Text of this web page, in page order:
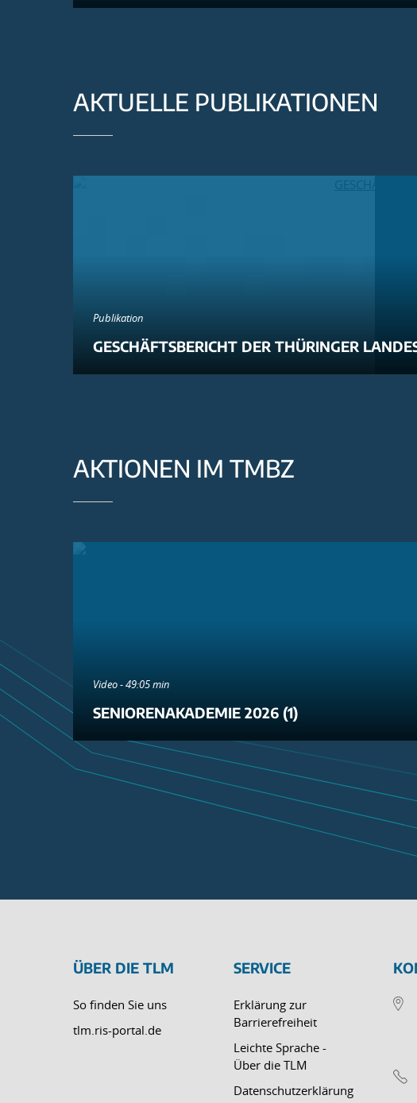
AKTUELLE PUBLIKATIONEN
Publikation
GESCHÄFTSBERICHT DER THÜRINGER
AKTIONEN IM TMBZ
Video - 49:05 min
SENIORENAKADEMIE 2026 (1)
ÜBER DIE TLM
So finden Sie uns
tlm.ris-portal.de
SERVICE
Erklärung zur
Barrierefreiheit
Leichte Sprache -
Über die TLM
Datenschutzerklärung